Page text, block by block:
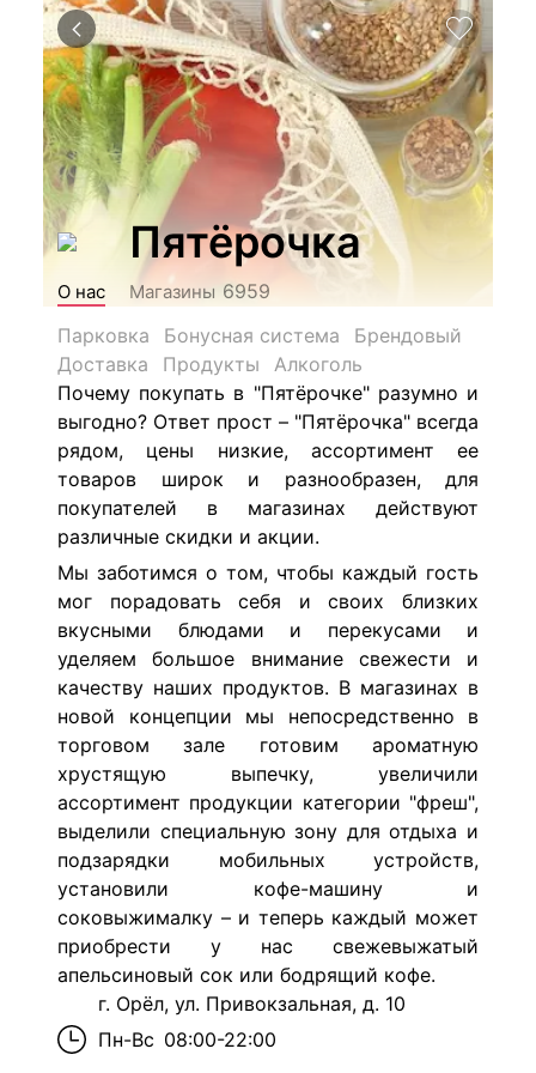
Пятёрочка
О нас Магазины 6959
Парковка
Бонусная система
Брендовый
Доставка
Продукты
Алкоголь
Почему покупать в "Пятёрочке" разумно и
выгодно? Ответ прост – "Пятёрочка" всегда
рядом, цены низкие, ассортимент ее
товаров широк и разнообразен, для
покупателей в магазинах действуют
различные скидки и акции.
Мы заботимся о том, чтобы каждый гость
мог порадовать себя и своих близких
вкусными блюдами и перекусами и
уделяем большое внимание свежести и
качеству наших продуктов. В магазинах в
новой концепции мы непосредственно в
торговом зале готовим ароматную
хрустящую выпечку, увеличили
ассортимент продукции категории "фреш",
выделили специальную зону для отдыха и
подзарядки мобильных устройств,
установили кофе-машину и
соковыжималку – и теперь каждый может
приобрести у нас свежевыжатый
апельсиновый сок или бодрящий кофе.
г. Орёл, ул. Привокзальная, д. 10
Пн-Вс 08:00-22:00